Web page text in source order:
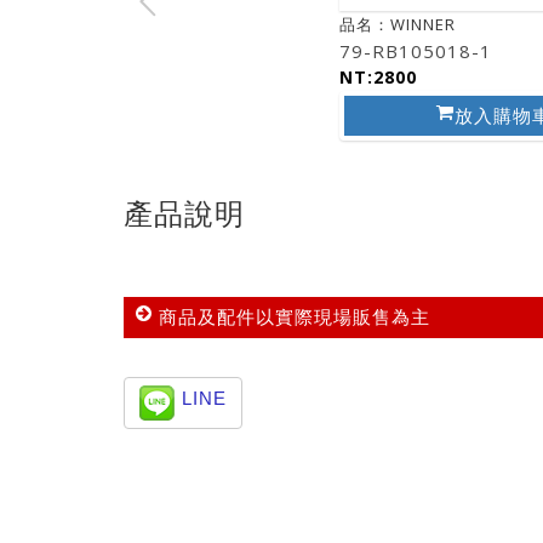
品名：WINNER
79-RB105018-1
NT:2800
放入購物
產品說明
商品及配件以實際現場販售為主
LINE